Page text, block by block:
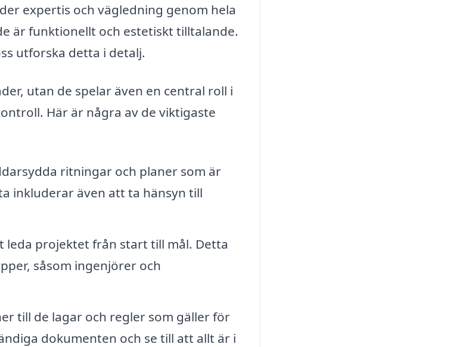
expertis och vägledning genom hela
är funktionellt och estetiskt tilltalande.
utforska detta i detalj.
utan de spelar även en central roll i
Här är några av de viktigaste
ritningar och planer som är
inkluderar även att ta hänsyn till
leda projektet från start till mål. Detta
såsom ingenjörer och
till de lagar och regler som gäller för
dokumenten och se till att allt är i